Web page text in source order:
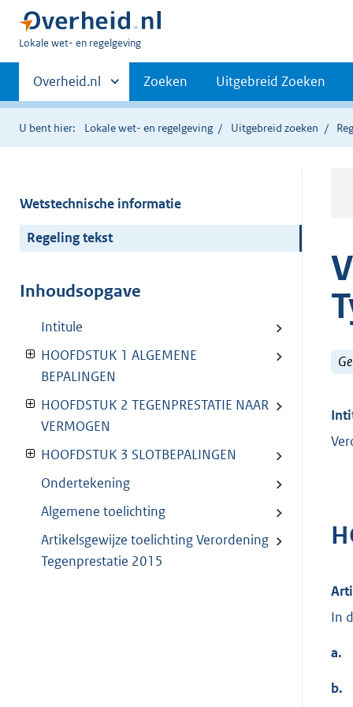
U
hier:
Lokale wet- en regelgeving
Primaire
navigatie
Andere
sites
binnen
Overheid.nl Zoeken Uitgebreid Zoeken
U bent hier: Lokale wet- en regelgeving Uitgebreid zoeken
Wetstechnische informatie
Regeling tekst
Inhoudsopgave
Intitule
HOOFDSTUK 1 ALGEMENE
BEPALINGEN
HOOFDSTUK 2 TEGENPRESTATIE NAAR
VERMOGEN
HOOFDSTUK 3 SLOTBEPALINGEN
Ondertekening
Algemene toelichting
Artikelsgewijze toelichting Verordening
Tegenprestatie 2015
In
a.
b.